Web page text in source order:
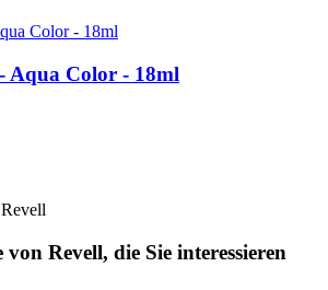
Aqua Color - 18ml
Revell, die Sie interessieren